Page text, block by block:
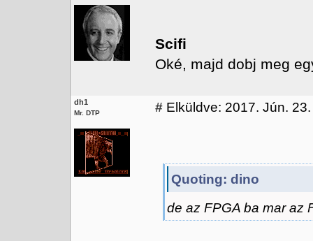
Scifi
Oké, majd dobj meg
dh1
Mr. DTP # Elküldve: 2017. Jún.
Quoting: dino
de az FPGA ba mar az